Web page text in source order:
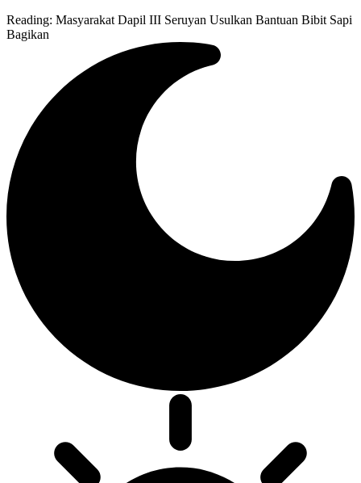
Reading: Masyarakat Dapil III Seruyan Usulkan Bantuan Bibit Sapi
Bagikan